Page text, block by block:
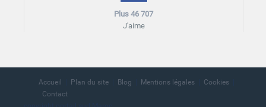
Plus 46 707
J'aime
Accueil Plan du site Blog Mentions légales
Cookies
Contact